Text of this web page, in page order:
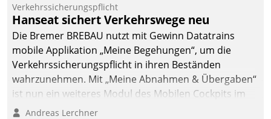
Verkehrssicherungspflicht
Hanseat sichert Verkehrswege neu
Die Bremer BREBAU nutzt mit Gewinn Datatrains
mobile Applikation „Meine Begehungen“, um die
Verkehrssicherungspflicht in ihren Beständen
wahrzunehmen. Mit „Meine Abnahmen & Übergaben“
ist nun ein weiteres Modul des Mobilen Cockpits im
Einsatz.
Andreas Lerchner